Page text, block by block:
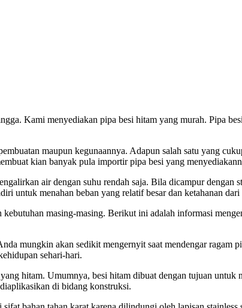
Kami menyediakan pipa besi hitam yang murah. Pipa
maupun kegunaannya. Adapun salah satu yang
kian banyak pula importir pipa besi yang
air dengan suhu rendah saja. Bila dicampur dengan
untuk menahan beban yang relatif besar dan ketahanan
masing-masing. Berikut ini adalah informasi
mungkin akan sedikit mengernyit saat mendengar
sehari-hari.
hitam. Umumnya, besi hitam dibuat dengan tujuan
di bidang konstruksi.